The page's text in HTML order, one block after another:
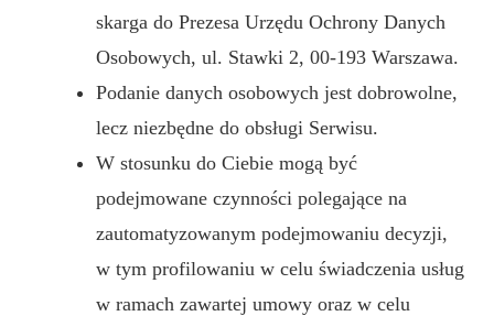
skarga do Prezesa Urzędu Ochrony Danych
Osobowych, ul. Stawki 2, 00-193 Warszawa.
Podanie danych osobowych jest dobrowolne,
lecz niezbędne do obsługi Serwisu.
W stosunku do Ciebie mogą być
podejmowane czynności polegające na
zautomatyzowanym podejmowaniu decyzji,
w tym profilowaniu w celu świadczenia usług
w ramach zawartej umowy oraz w celu